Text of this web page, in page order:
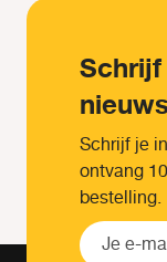
Schrijf je
ontvang
bestelling.